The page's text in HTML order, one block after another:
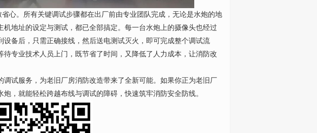
。所有关键调试步骤都在出厂前由专业团队完成，无论是水炮的地
地址的设定与测试，都已全部搞定。每一台水炮上的摄像头也经过
备后，只需正确接线，然后送电测试灭火，即可完成整个调试流
专业技术人员上门，既节省了时间，又降低了人力成本，让消防改
试服务，为老旧厂房消防改造带来了全新可能。如果你正为老旧厂
，就能轻松跨越布线与调试的障碍，快速筑牢消防安全防线。